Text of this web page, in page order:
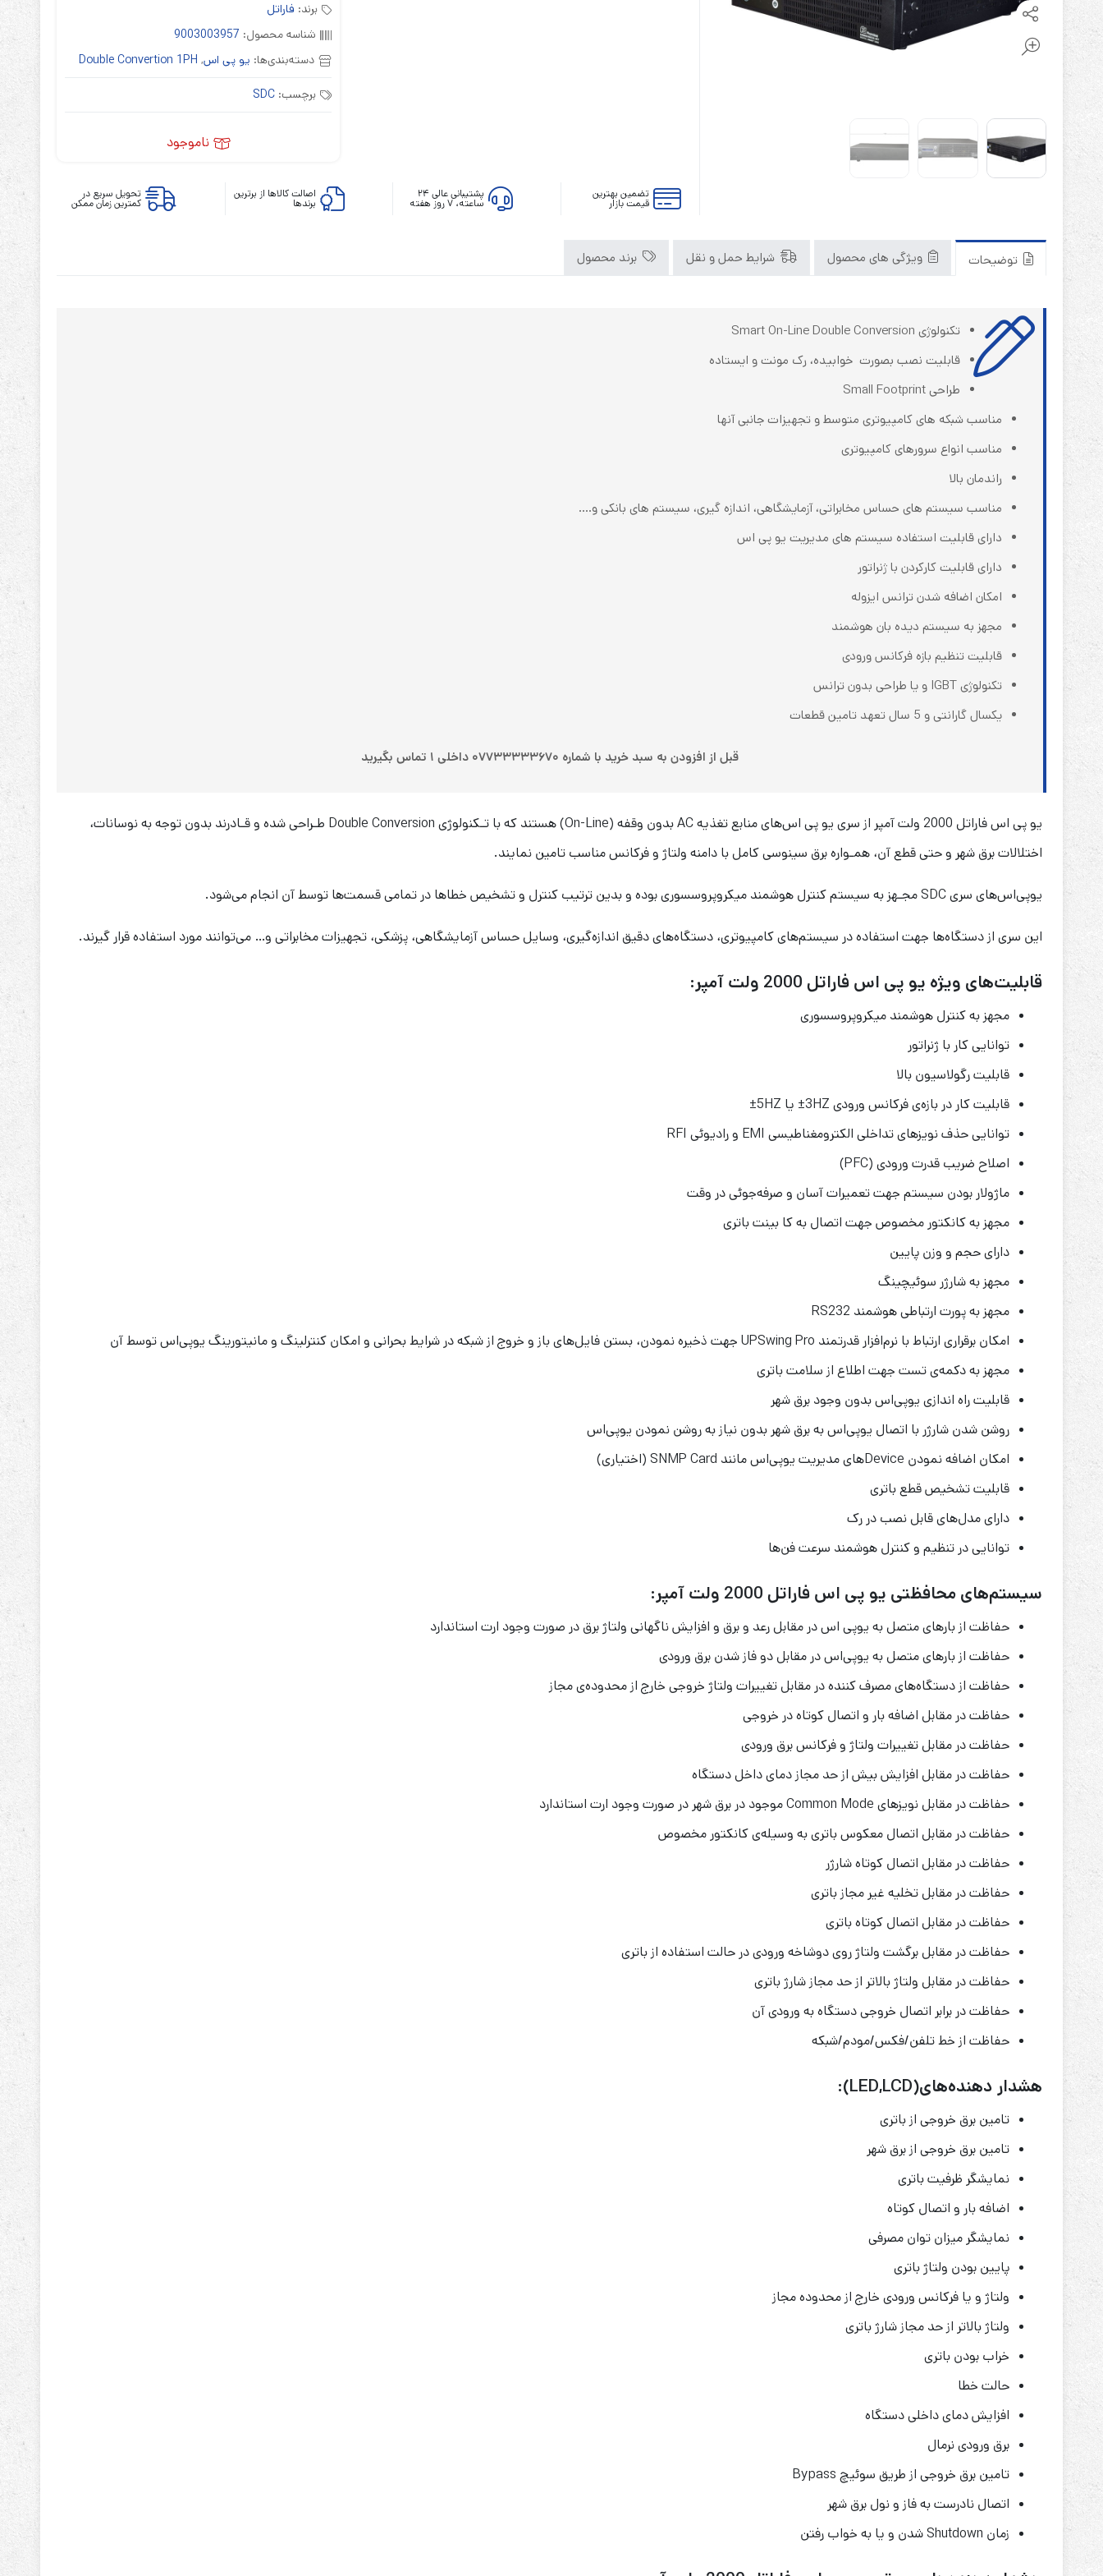
باتری آلکالاین
سلاموند
موریسل
کینگ بت
یونیتکس پاور
سروو موتوری
ZTY
روش های تخلیه
برند: فاراتل
شناسه محصول: 9003003957
دسته‌بندی‌ها: یو پی اس,
Double Convertion 1PH
برچسب: SDC
ناموجود
تضمین بهترین
قیمت بازار
پشتیبانی عالی ۲۴
ساعته، ۷ روز هفته
اصالت کالاها از برترین
برندها
تحویل سریع در
کمترین زمان ممکن
توضیحات ویژگی های محصول شرایط حمل و نقل برند محصول
تکنولوژی Smart On-Line Double Conversion
قابلیت نصب بصورت خوابیده، رک مونت و ایستاده
طراحی Small Footprint
مناسب شبکه های کامپیوتری متوسط و تجهیزات جانبی آنها
مناسب انواع سرورهای کامپیوتری
راندمان بالا
مناسب سیستم های حساس مخابراتی، آزمایشگاهی، اندازه گیری، سیستم های بانکی و....
دارای قابلیت استفاده سیستم های مدیریت یو پی اس
دارای قابلیت کارکردن با ژنراتور
امکان اضافه شدن ترانس ایزوله
مجهز به سیستم دیده بان هوشمند
قابلیت تنظیم بازه فرکانس ورودی
تکنولوژی IGBT و یا طراحی بدون ترانس
یکسال گارانتی و 5 سال تعهد تامین قطعات
قبل از افزودن به سبد خرید با شماره ۰۷۷۳۳۳۳۳۶۷۰ داخلی ۱ تماس بگیرید
یو پی اس فاراتل 2000 ولت آمپر از سری یو پی اس‌های منابع تغذیه ACبدون وقفه (On-Line) هستند که با تـکنولوژی Double Conversion طـراحی شده و قـادرند بدون توجه به نوسانات،
اختلالات برق شهر و حتی قطع آن، همـواره برق سینوسی کامل با دامنه ولتاژ و فرکانس مناسب تامین نمایند.
یوپی‌اس‌های سریSDCمجـهز به سیستم کنترل هوشمند میکروپروسسوری بوده و بدین ترتیب کنترل و تشخیص خطاها در تمامی قسمت‌ها توسط آن انجام می‌شود.
این سری از دستگاه‌ها جهت استفاده در سیستم‌های کامپیوتری، دستگاه‌های دقیق اندازه‌گیری، وسایل حساس آزمایشگاهی، پزشکی، تجهیزات مخابراتی و… می‌توانند مورد استفاده قرار گیرند.
قابلیت‌های ویژه یو پی اس فاراتل 2000 ولت آمپر:
مجهز به کنترل هوشمند میکروپروسسوری
توانایی کار با ژنراتور
قابلیت رگولاسیون بالا
قابلیت کار در بازه‌ی فرکانس ورودی 3HZ± یا 5HZ±
توانایی حذف نویزهای تداخلی الکترومغناطیسی EMI و رادیوئی RFI
اصلاح ضریب قدرت ورودی (PFC)
ماژولار بودن سیستم جهت تعمیرات آسان و صرفه‌جوئی در وقت
مجهز به کانکتور مخصوص جهت اتصال به کا بینت باتری
دارای حجم و وزن پایین
مجهز به شارژر سوئیچینگ
مجهز به پورت ارتباطی هوشمند RS232
امکان برقراری ارتباط با نرم‌افزار قدرتمند UPSwing Pro جهت ذخیره نمودن، بستن فایل‌های باز و خروج از شبکه در شرایط بحرانی و امکان کنترلینگ و مانیتورینگ یوپی‌اس توسط آن
مجهز به دکمه‌ی تست جهت اطلاع از سلامت باتری
قابلیت راه اندازی یوپی‌اس بدون وجود برق شهر
روشن شدن شارژر با اتصال یوپی‌اس به برق شهر بدون نیاز به روشن نمودن یوپی‌اس
امکان اضافه نمودن Deviceهای مدیریت یوپی‌اس مانند SNMP Card (اختیاری)
قابلیت تشخیص قطع باتری
دارای مدل‌های قابل نصب در رک
توانایی در تنظیم و کنترل هوشمند سرعت فن‌ها
سیستم‌های محافظتی یو پی اس فاراتل 2000 ولت آمپر:
حفاظت از بارهای متصل به یو‌پی اس در مقابل رعد و برق و افزایش ناگهانی ولتاژ برق در صورت وجود ارت استاندارد
حفاظت از بارهای متصل به یوپی‌اس در مقابل دو فاز شدن برق ورودی
حفاظت از دستگاه‌های مصرف کننده در مقابل تغییرات ولتاژ خروجی خارج از محدوده‌ی مجاز
حفاظت در مقابل اضافه بار و اتصال کوتاه در خروجی
حفاظت در مقابل تغییرات ولتاژ و فرکانس برق ورودی
حفاظت در مقابل افزایش بیش از حد مجاز دمای داخل دستگاه
حفاظت در مقابل نویزهای Common Mode موجود در برق شهر در صورت وجود ارت استاندارد
حفاظت در مقابل اتصال معکوس باتری به وسیله‌ی کانکتور مخصوص
حفاظت در مقابل اتصال کوتاه شارژر
حفاظت در مقابل تخلیه غیر مجاز باتری
حفاظت در مقابل اتصال کوتاه باتری
حفاظت در مقابل برگشت ولتاژ روی دوشاخه ورودی در حالت استفاده از باتری
حفاظت در مقابل ولتاژ بالاتر از حد مجاز شارژ باتری
حفاظت در برابر اتصال خروجی دستگاه به ورودی آن
حفاظت از خط تلفن/فکس/مودم/شبکه
هشدار دهنده‌های(LED,LCD):
تامین برق خروجی از باتری
تامین برق خروجی از برق شهر
نمایشگر ظرفیت باتری
اضافه بار و اتصال کوتاه
نمایشگر میزان توان مصرفی
پایین بودن ولتاژ باتری
ولتاژ و یا فرکانس ورودی خارج از محدوده مجاز
ولتاژ بالاتر از حد مجاز شارژ باتری
خراب بودن باتری
حالت خطا
افزایش دمای داخلی دستگاه
برق ورودی نرمال
تامین برق خروجی از طریق سوئیچ Bypass
اتصال نادرست به فاز و نول برق شهر
زمان Shutdown شدن و یا به خواب رفتن